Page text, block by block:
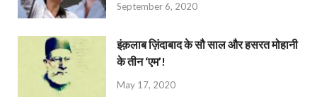
September 6, 2020
इंक़लाब ज़िंदाबाद के सौ साल और हसरत मोहानी
के तीन ‘एम’!
May 17, 2020